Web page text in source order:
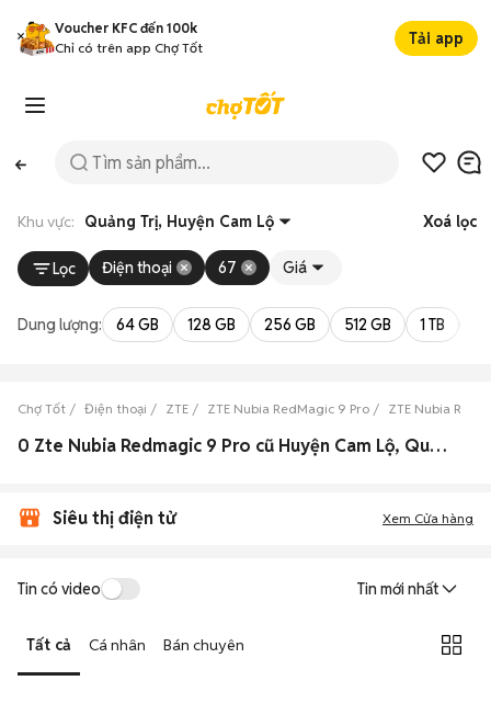
Voucher KFC đến 100k
Chỉ có trên app Chợ Tốt
Tải app
Khu vực: Quảng Trị, Huyện Cam Lộ Xoá lọc
Lọc Điện thoại 67 Giá
Dung lượng: 64 GB 128 GB 256 GB 512 GB 1 TB
Chợ Tốt Điện thoại ZTE ZTE Nubia RedMagic 9 Pro ZTE Nubia
0 Zte Nubia Redmagic 9 Pro cũ Huyện Cam Lộ, Quảng Trị đẹp
Siêu thị điện tử Xem Cửa hàng
Tin có video Tin mới nhất
Tất cả Cá nhân Bán chuyên